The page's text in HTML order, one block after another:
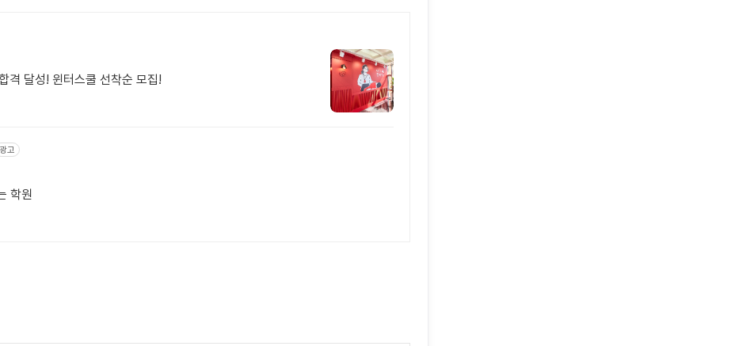
격 달성! 윈터스쿨 선착순 모집!
광고
학원